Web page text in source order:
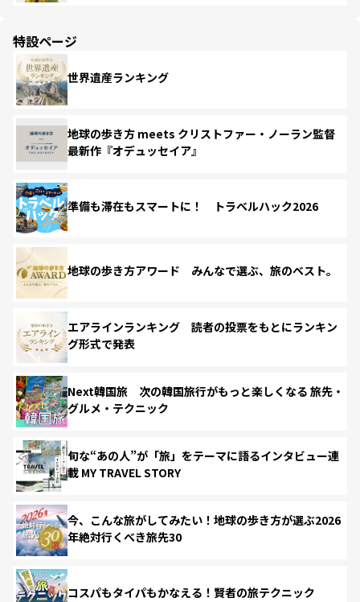
特設ページ
世界遺産ランキング
地球の歩き方 meets クリストファー・ノーラン監督
最新作『オデュッセイア』
準備も滞在もスマートに！ トラベルハック2026
地球の歩き方アワード みんなで選ぶ、旅のベスト。
エアラインランキング 読者の投票をもとにランキン
グ形式で発表
Next韓国旅 次の韓国旅行がもっと楽しくなる 旅先・
グルメ・テクニック
旬な“あの人”が「旅」をテーマに語るインタビュー連
載 MY TRAVEL STORY
今、こんな旅がしてみたい！地球の歩き方が選ぶ2026
年絶対行くべき旅先30
コスパもタイパもかなえる！賢者の旅テクニック